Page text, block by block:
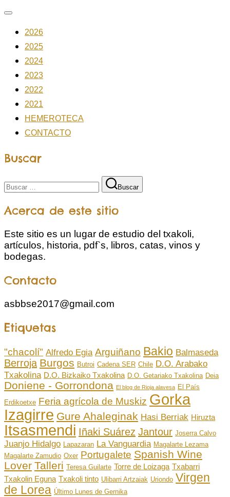
2026
2025
2024
2023
2022
2021
HEMEROTECA
CONTACTO
Buscar
Buscar
Acerca de este sitio
Este sitio es un lugar de estudio del txakoli,
artículos, historia, pdf`s, libros, catas, vinos y
bodegas.
Contacto
asbbse2017@gmail.com
Etiquetas
"chacolí" Alfredo Egia Arguiñano Bakio Balmaseda
Berroja Burgos Butroi Cadena SER Chile D.O. Arabako
Txakolina D.O. Bizkaiko Txakolina D.O. Getariako Txakolina Deia
Doniene - Gorrondona El blog de Rioja alavesa El País
Erdikoetxe Feria agrícola de Muskiz Gorka
Izagirre Gure Ahaleginak Hasi Berriak Hiruzta
Itsasmendi Iñaki Suárez Jantour Joserra Calvo
Juanjo Hidalgo Lapazaran La Vanguardia Magalarte Lezama
Magalarte Zamudio Oxer Portugalete Spanish Wine
Lover Talleri Teresa Guilarte Torre de Loizaga Txabarri
Txakolin Eguna Txakoli tinto Ulibarri Artzaiak Uriondo Virgen
de Lorea Último Lunes de Gernika